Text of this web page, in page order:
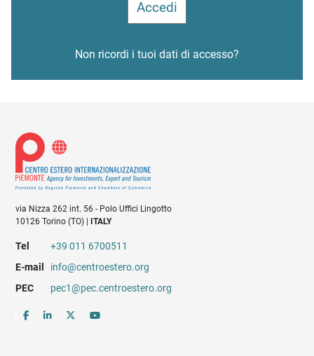
Non ricordi i tuoi dati di accesso?
via Nizza 262 int. 56 - Polo Uffici Lingotto
10126 Torino (TO) |ITALY
Tel
+39 011 6700511
E-mail
info@centroestero.org
PEC
pec1@pec.centroestero.org